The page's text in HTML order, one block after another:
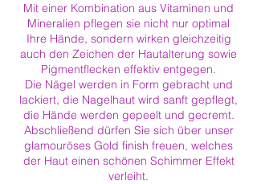
Mit einer Kombination aus Vitaminen und
Mineralien pflegen sie nicht nur optimal
Ihre Hände, sondern wirken gleichzeitig
auch den Zeichen der Hautalterung sowie
Pigmentflecken effektiv entgegen.
Die Nägel werden in Form gebracht und
lackiert, die Nagelhaut wird sanft gepflegt,
die Hände werden gepeelt und gecremt.
Abschließend dürfen Sie sich über unser
glamouröses Gold finish freuen, welches
der Haut einen schönen Schimmer Effekt
verleiht.